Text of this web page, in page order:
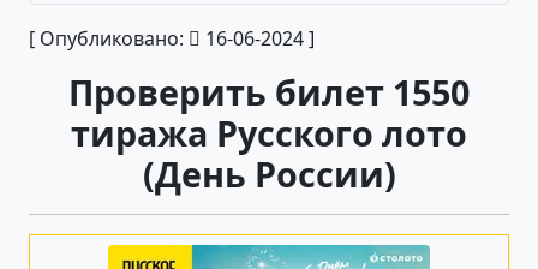
[ Опубликовано: 16-06-2024 ]
Проверить билет 1550
тиража Русского лото
(День России)